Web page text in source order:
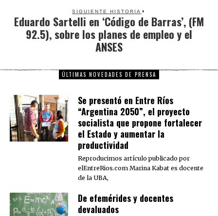
SIGUIENTE HISTORIA
Next
Eduardo Sartelli en ‘Código de Barras’, (FM
92.5), sobre los planes de empleo y el
ANSES
ÚLTIMAS NOVEDADES DE PRENSA
Se presentó en Entre Ríos
“Argentina 2050”, el proyecto
socialista que propone fortalecer
el Estado y aumentar la
productividad
Reproducimos artículo publicado por
elEntreRios.com Marina Kabat es docente
de la UBA,
De efemérides y docentes
devaluados